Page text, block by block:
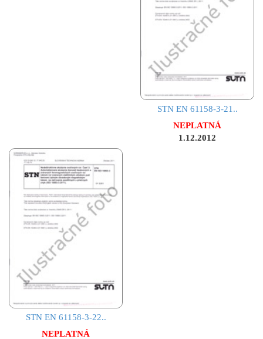
STN EN 61158-3-21..
NEPLATNÁ
1.12.2012
STN EN 61158-3-22..
NEPLATNÁ